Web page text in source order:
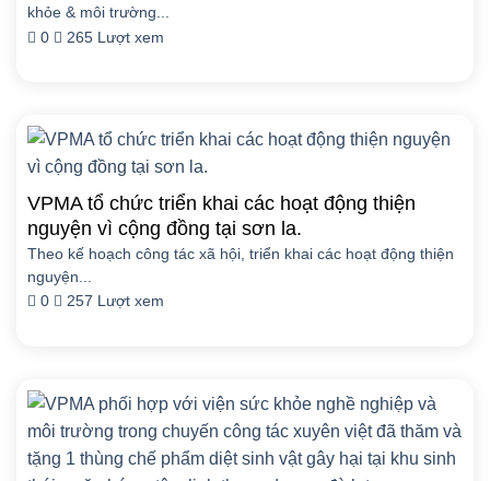
khỏe & môi trường...
0
265 Lượt xem
VPMA tổ chức triển khai các hoạt động thiện
nguyện vì cộng đồng tại sơn la.
Theo kế hoạch công tác xã hội, triển khai các hoạt động thiện
nguyện...
0
257 Lượt xem